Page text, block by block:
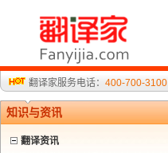
翻译家服务电话： 400-700-3100
知识与资讯
翻译资讯